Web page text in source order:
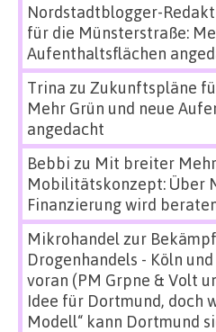
Nordstadtblogger-
für die Münsterstraße:
Aufenthaltsflächen
Trina zu Zukunftspläne
Mehr Grün und neue
angedacht
Bebbi zu Mit breiter
Mobilitätskonzept: Über
Finanzierung wird
Mikrohandel zur
Drogenhandels - Köln
voran (PM Grpne & Volt
Idee für Dortmund, doch
Modell“ kann Dortmund